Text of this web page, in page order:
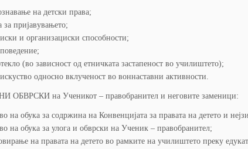
на детски права;
за пријавувањето;
и организациски способности;
(во зависност од етничката застапеност во училиштето);
односно вклученост во воннаставни активности.
ОБВРСКИ на Ученикот – правобранител и неговите заменици:
на обука за содржина на Конвенцијата за правата на детето и
на обука за улога и обврски на Ученик – правобранител;
на правата на детето во рамките на училиштето преку